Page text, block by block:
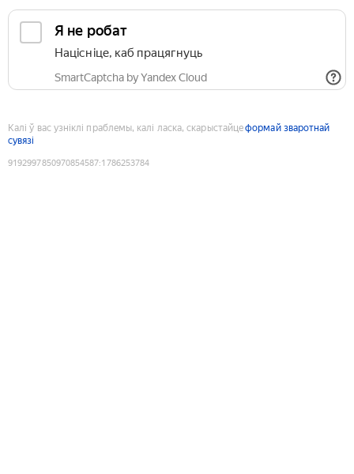
Я не робат
Націсніце, каб працягнуць
SmartCaptcha by Yandex Cloud
Калі ў вас узніклі праблемы, калі ласка, скарыстайцеформай зваротнай
сувязі
9192997850970854587:1786253784